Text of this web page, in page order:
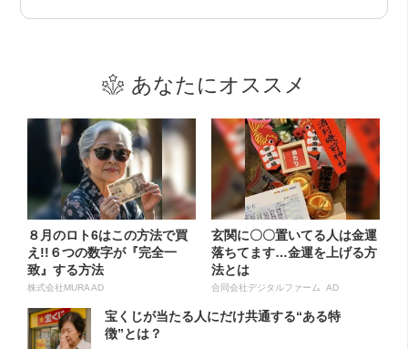
あなたにオススメ
８月のロト6はこの方法で買
え!!６つの数字が『完全一
致』する方法
株式会社MURA AD
玄関に〇〇置いてる人は金運
落ちてます…金運を上げる方
法とは
合同会社デジタルファーム AD
宝くじが当たる人にだけ共通する“ある特
徴”とは？